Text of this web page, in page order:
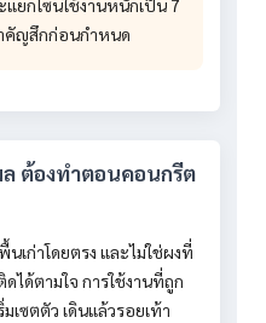
ยกโซนใช้งานหนักเป็น 7
คัญสึกก่อนกำหนด
ต้องทำตอนคอนกรีต
เก่าโดยตรง และไม่ใช่ผงที่
ได้ตามใจ การใช้งานที่ถูก
เซตตัว เดินแล้วรอยเท้า